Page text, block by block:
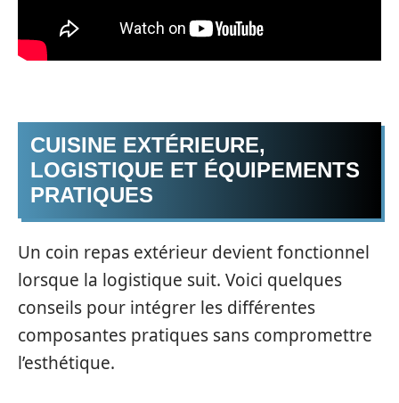
CUISINE EXTÉRIEURE,
LOGISTIQUE ET ÉQUIPEMENTS
PRATIQUES
Un coin repas extérieur devient fonctionnel
lorsque la logistique suit. Voici quelques
conseils pour intégrer les différentes
composantes pratiques sans compromettre
l’esthétique.